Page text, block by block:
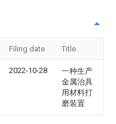
Filing date Title
2022-10-28
一种生产
金属治具
用材料打
磨装置